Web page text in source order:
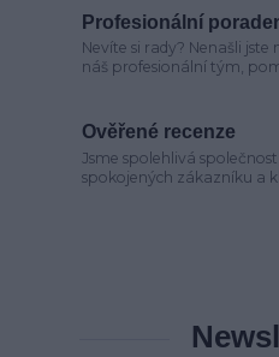
Profesionální
Nevíte si rady? Nenašli
náš profesionální tým,
Ověřené recenze
Jsme spolehlivá
spokojených zákazníku a